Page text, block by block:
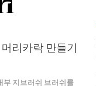
리카락 만들기
부 지브러쉬 브러쉬를